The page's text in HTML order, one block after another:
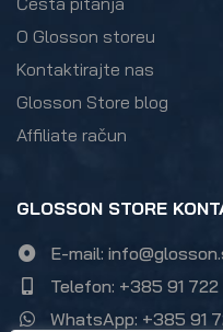
O Glosson storeu
Kontaktirajte nas
Glosson Store blog
Affiliate račun
GLOSSON STORE
E-mail:
Telefon: +385 91
WhatsApp: +385 91